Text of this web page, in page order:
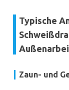
Typische
Zaun- und